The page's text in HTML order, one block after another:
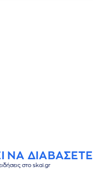
ΝΑ ΔΙΑΒΑΣΕΤΕ
στο skai.gr